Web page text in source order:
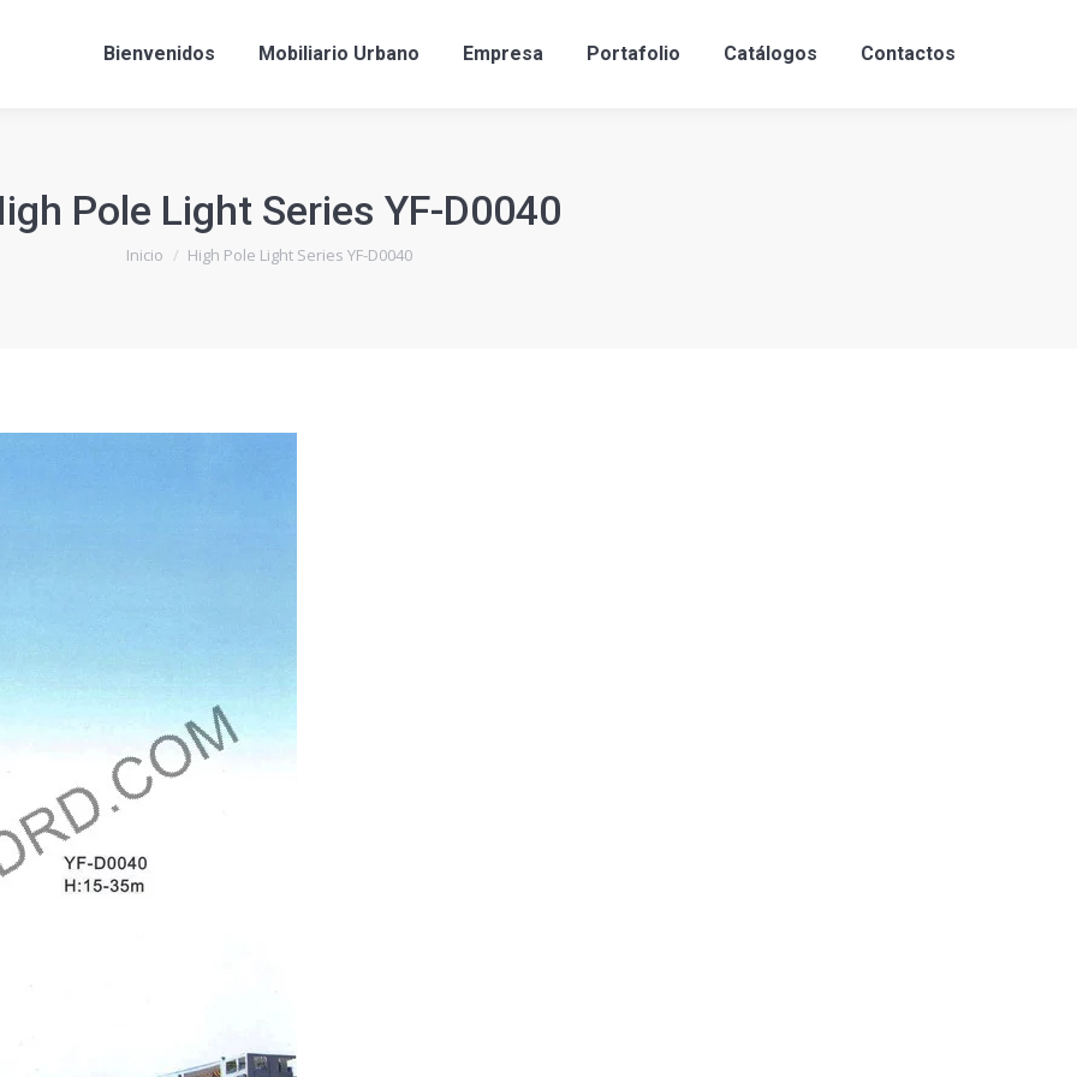
Bienvenidos Mobiliario Urbano Empresa Portafolio Catálogos Contactos
Pole Light Series YF-D0040
Estás aquí:
Inicio High Pole Light Series YF-D0040